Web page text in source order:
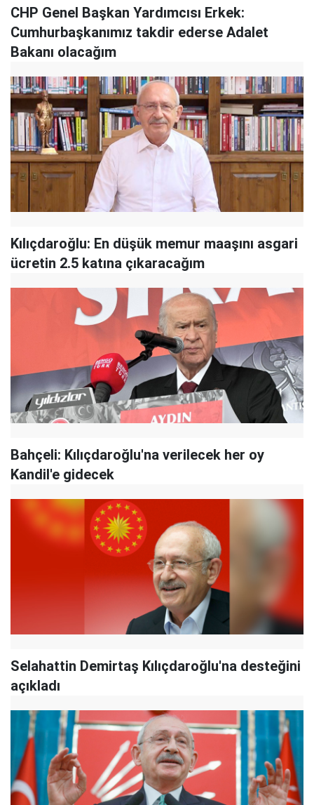
CHP Genel Başkan Yardımcısı Erkek:
Cumhurbaşkanımız takdir ederse Adalet
Bakanı olacağım
Kılıçdaroğlu: En düşük memur maaşını asgari
ücretin 2.5 katına çıkaracağım
Bahçeli: Kılıçdaroğlu'na verilecek her oy
Kandil'e gidecek
Selahattin Demirtaş Kılıçdaroğlu'na desteğini
açıkladı